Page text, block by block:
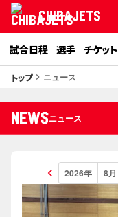
CHIBAJETS
試合日程 選手 チケット
トップkeyboard_arrow_right ニュース
NEWSニュース
keyboard_arrow_left